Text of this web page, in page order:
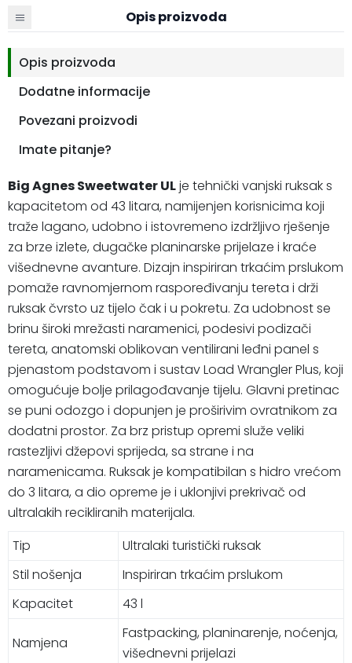
Opis proizvoda
Opis proizvoda
Dodatne informacije
Povezani proizvodi
Imate pitanje?
Big Agnes Sweetwater ULje tehnički vanjski ruksak s
kapacitetom od 43 litara, namijenjen korisnicima koji
traže lagano, udobno i istovremeno izdržljivo rješenje
za brze izlete, dugačke planinarske prijelaze i kraće
višednevne avanture. Dizajn inspiriran trkaćim prslukom
pomaže ravnomjernom raspoređivanju tereta i drži
ruksak čvrsto uz tijelo čak i u pokretu. Za udobnost se
brinu široki mrežasti naramenici, podesivi podizači
tereta, anatomski oblikovan ventilirani leđni panel s
pjenastom podstavom i sustav Load Wrangler Plus, koji
omogućuje bolje prilagođavanje tijelu. Glavni pretinac
se puni odozgo i dopunjen je proširivim ovratnikom za
dodatni prostor. Za brz pristup opremi služe veliki
rastezljivi džepovi sprijeda, sa strane i na
naramenicama. Ruksak je kompatibilan s hidro vrećom
do 3 litara, a dio opreme je i uklonjivi prekrivač od
ultralakih recikliranih materijala.
Tip
Ultralaki turistički ruksak
Stil nošenja
Inspiriran trkaćim prslukom
Kapacitet
43 l
Namjena
Fastpacking, planinarenje, noćenja,
višednevni prijelazi